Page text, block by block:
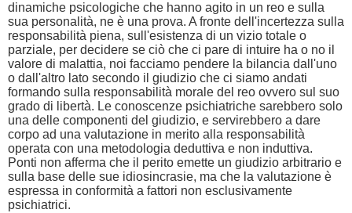
dinamiche psicologiche che hanno agito in un reo e sulla
sua personalità, ne è una prova. A fronte dell'incertezza sulla
responsabilità piena, sull'esistenza di un vizio totale o
parziale, per decidere se ciò che ci pare di intuire ha o no il
valore di malattia, noi facciamo pendere la bilancia dall'uno
o dall'altro lato secondo il giudizio che ci siamo andati
formando sulla responsabilità morale del reo ovvero sul suo
grado di libertà. Le conoscenze psichiatriche sarebbero solo
una delle componenti del giudizio, e servirebbero a dare
corpo ad una valutazione in merito alla responsabilità
operata con una metodologia deduttiva e non induttiva.
Ponti non afferma che il perito emette un giudizio arbitrario e
sulla base delle sue idiosincrasie, ma che la valutazione è
espressa in conformità a fattori non esclusivamente
psichiatrici.